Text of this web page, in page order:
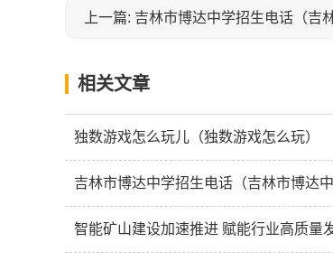
上一篇: 吉林市博达中学招生电话（吉
相关文章
独数游戏怎么玩儿（独数游戏怎么玩）
吉林市博达中学招生电话（吉林市博达中
智能矿山建设加速推进 赋能行业高质量